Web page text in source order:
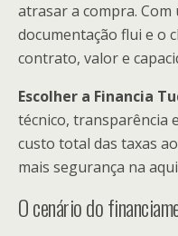
atrasar a compra.
documentação flui e o
contrato, valor e
Escolher a Financia
técnico, transparência
custo total das taxas
mais segurança na
O cenário do